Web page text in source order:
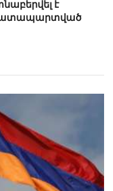
է